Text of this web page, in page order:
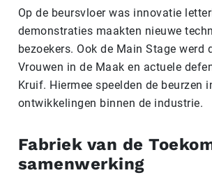
Op de beursvloer was innovatie
demonstraties maakten nieuwe
bezoekers. Ook de Main Stage
Vrouwen in de Maak en actuele
Kruif. Hiermee speelden de
ontwikkelingen binnen de industrie.
Fabriek van de
samenwerking